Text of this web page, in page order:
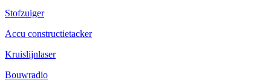
Stofzuiger
Accu constructietacker
Kruislijnlaser
Bouwradio